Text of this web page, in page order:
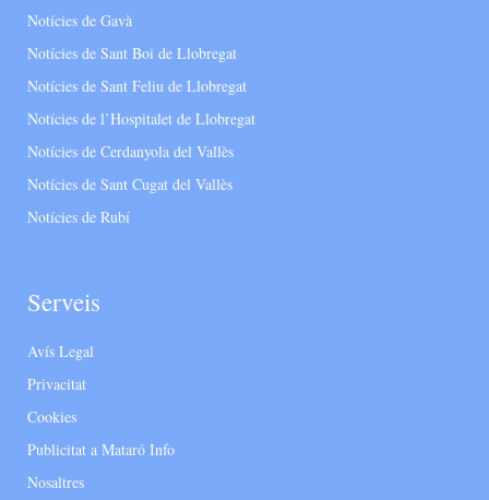
Notícies de Gavà
Notícies de Sant Boi de Llobregat
Notícies de Sant Feliu de Llobregat
Notícies de l’Hospitalet de Llobregat
Notícies de Cerdanyola del Vallès
Notícies de Sant Cugat del Vallès
Notícies de Rubí
Serveis
Avís Legal
Privacitat
Cookies
Publicitat a Mataró Info
Nosaltres